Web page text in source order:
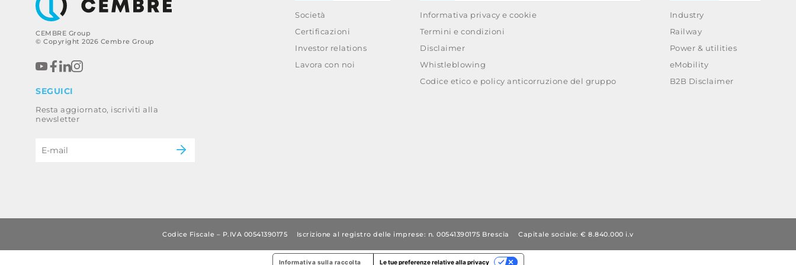
CEMBRE Group
© Copyright 2026 Cembre Group
Società
Certificazioni
Investor relations
Lavora con noi
Informativa privacy e cookie
Termini e condizioni
Disclaimer
Whistleblowing
Codice etico e policy anticorruzione del gruppo
Industry
Railway
Power & utilities
eMobility
B2B Disclaimer
SEGUICI
Resta aggiornato, iscriviti alla
newsletter
Codice Fiscale – P.IVA 00541390175 Iscrizione al registro delle imprese: n. 00541390175 Brescia Capitale sociale: € 8.840.000 i.v
Informativa sulla raccolta Le tue preferenze relative alla privacy